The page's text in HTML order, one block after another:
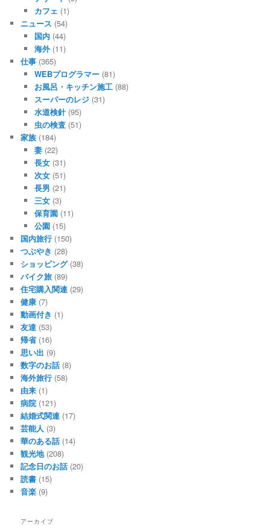
カフェ (1)
ニュース (54)
国内(44)
海外(11)
仕事 (365)
WEBプログラマー(81)
お風呂・キッチン施工(88)
スーパーのレジ(31)
水道検針(95)
虫の検査(51)
家族 (184)
妻(22)
長女(31)
次女(51)
長男 (21)
三女(3)
保育園(11)
公園(15)
国内旅行 (150)
つぶやき (28)
ショッピング(38)
バイク旅 (89)
住宅購入関連 (29)
健康 (7)
動画付き (1)
友達 (53)
帰省(16)
思い出 (9)
数字のお話 (8)
海外旅行 (58)
由来 (1)
病院 (121)
結婚式関連 (17)
芸能人 (3)
華のある話 (14)
観光地(208)
記念日のお話 (20)
読書 (15)
音楽 (9)
アーカイブ